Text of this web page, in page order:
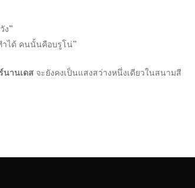
ง”
ำได้ คนนั้นคือบรูโน่”
นานเดสจะยังคงเป็นแสงสว่างหนึ่งเดียวในสนามสี